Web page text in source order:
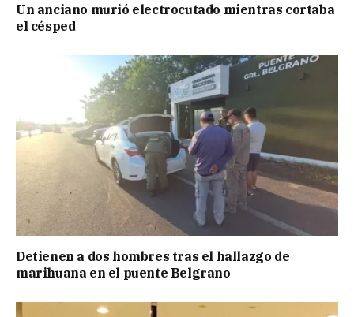
Un anciano murió electrocutado mientras cortaba
el césped
Detienen a dos hombres tras el hallazgo de
marihuana en el puente Belgrano